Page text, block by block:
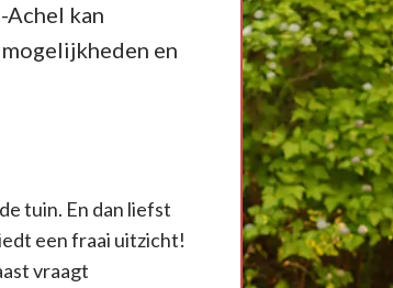
kan
en
tuin. En dan liefst
een fraai uitzicht!
vraagt